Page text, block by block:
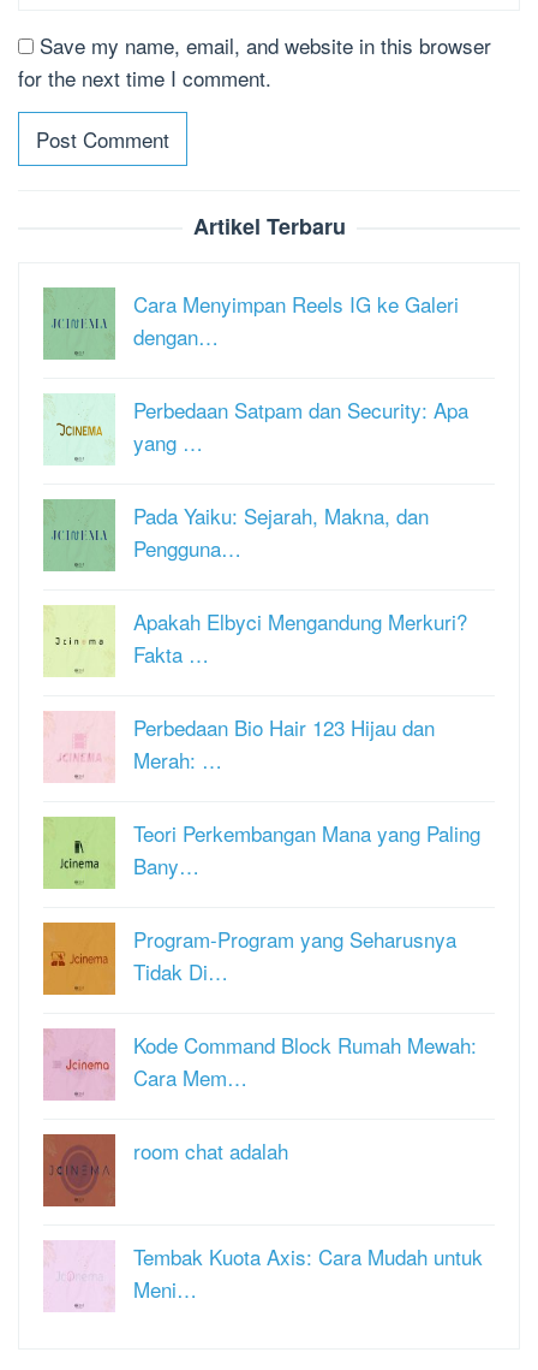
Save my name, email, and website in this browser
for the next time I comment.
Artikel Terbaru
Cara Menyimpan Reels IG ke Galeri
dengan…
Perbedaan Satpam dan Security: Apa
yang …
Pada Yaiku: Sejarah, Makna, dan
Pengguna…
Apakah Elbyci Mengandung Merkuri?
Fakta …
Perbedaan Bio Hair 123 Hijau dan
Merah: …
Teori Perkembangan Mana yang Paling
Bany…
Program-Program yang Seharusnya
Tidak Di…
Kode Command Block Rumah Mewah:
Cara Mem…
room chat adalah
Tembak Kuota Axis: Cara Mudah untuk
Meni…